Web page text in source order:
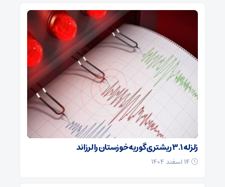
زلزله ۳.۱ ریشتری گوریه خوزستان را لرزاند